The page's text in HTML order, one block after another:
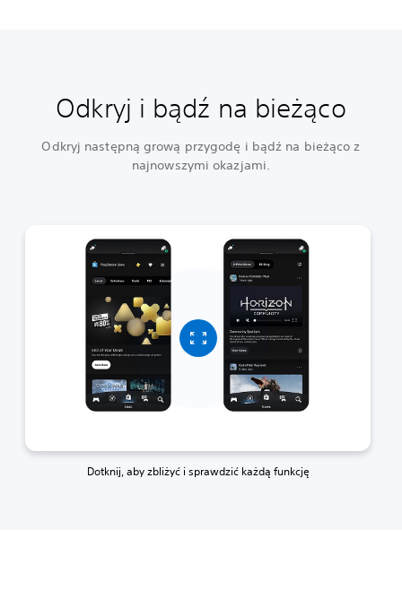
Odkryj i bądź na bieżąco
Odkryj następną grową przygodę i bądź na bieżąco z
najnowszymi okazjami.
Dotknij, aby zbliżyć i sprawdzić każdą funkcję